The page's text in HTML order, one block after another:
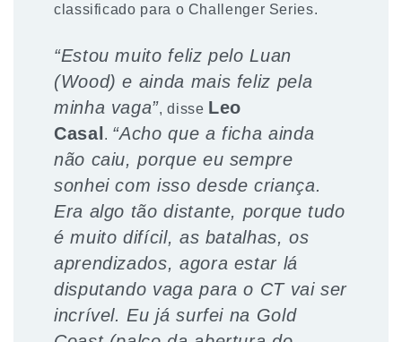
classificado para o Challenger Series.
“Estou muito feliz pelo Luan
(Wood) e ainda mais feliz pela
minha vaga”, disse Leo
Casal. “Acho que a ficha ainda
não caiu, porque eu sempre
sonhei com isso desde criança.
Era algo tão distante, porque tudo
é muito difícil, as batalhas, os
aprendizados, agora estar lá
disputando vaga para o CT vai ser
incrível. Eu já surfei na Gold